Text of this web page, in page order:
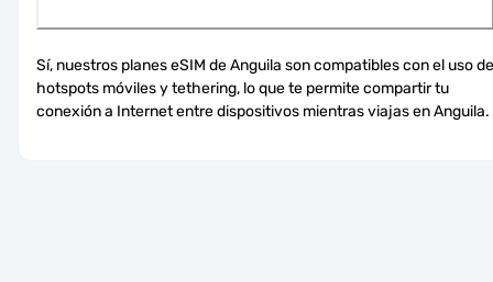
Sí, nuestros planes eSIM de Anguila son compatibles con el uso de
hotspots móviles y tethering, lo que te permite compartir tu
conexión a Internet entre dispositivos mientras viajas en Anguila.